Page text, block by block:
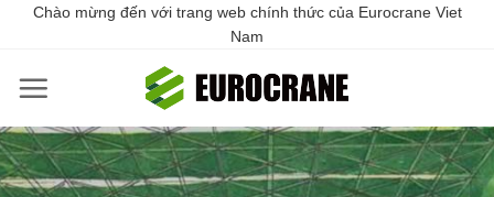
Chào mừng đến với trang web chính thức của Eurocrane Viet
Nam